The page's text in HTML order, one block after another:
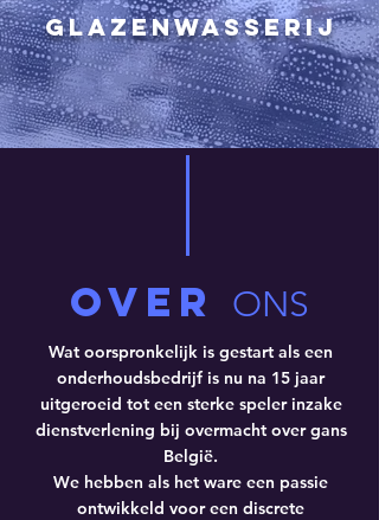
Glazenwasserij
OVER ONS
Wat oorspronkelijk is gestart als een
onderhoudsbedrijf is nu na 15 jaar
uitgeroeid tot een sterke speler inzake
dienstverlening bij overmacht over gans
België.
We hebben als het ware een passie
ontwikkeld voor een discrete